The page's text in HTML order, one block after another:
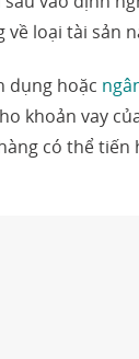
loại tài sản
dụng hoặc
khoản vay
có thể